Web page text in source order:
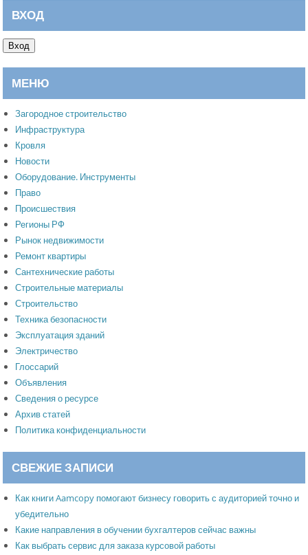
ВХОД
Вход
МЕНЮ
Загородное строительство
Инфраструктура
Кровля
Новости
Оборудование. Инструменты
Право
Происшествия
Регионы РФ
Рынок недвижимости
Ремонт квартиры
Сантехнические работы
Строительные материалы
Строительство
Техника безопасности
Эксплуатация зданий
Электричество
Глоссарий
Объявления
Сведения о ресурсе
Архив статей
Политика конфиденциальности
СВЕЖИЕ ЗАПИСИ
Как книги Aamcopy помогают бизнесу говорить с аудиторией точно и
убедительно
Какие направления в обучении бухгалтеров сейчас важны
Как выбрать сервис для заказа курсовой работы